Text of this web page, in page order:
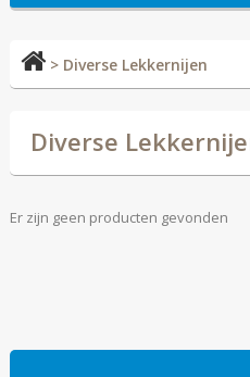
> Diverse Lekkernijen
Diverse
Er zijn geen producten gevonden